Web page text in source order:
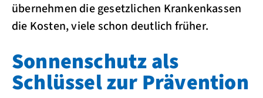
übernehmen die gesetzlichen Krankenkassen
die Kosten, viele schon deutlich früher.
Sonnenschutz als
Schlüssel zur Prävention